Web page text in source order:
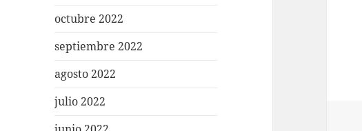
octubre 2022
septiembre 2022
agosto 2022
julio 2022